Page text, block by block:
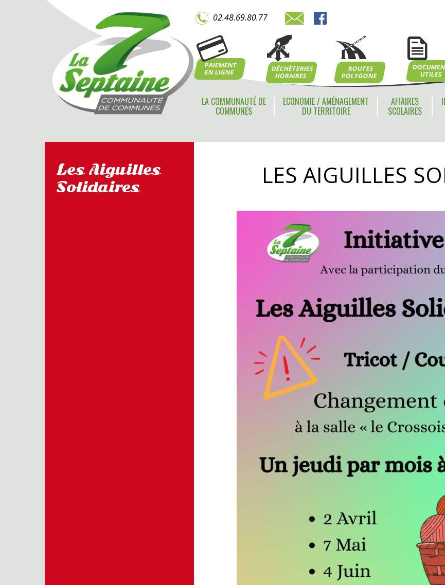
02.48.69.80.77
PAIEMENT
EN LIGNE
DÉCHÈTERIES
HORAIRES
ROUTES
POLYGONE
UTILES
LA COMMUNAUTÉ DE
COMMUNES
ECONOMIE / AMÉNAGEMENT
DU TERRITOIRE
AFFAIRES
SCOLAIRES
Les Aiguilles
Solidaires
LES AIGUILLES